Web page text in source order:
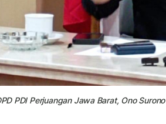
PDI Perjuangan Jawa Barat, Ono Surono